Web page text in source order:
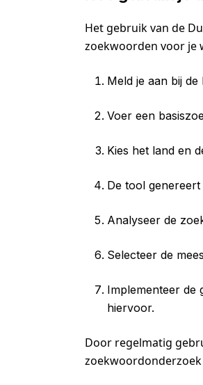
Het gebruik van de
zoekwoorden voor je
Meld je aan bij
Voer een
Kies het land en
De tool
Analyseer de
Selecteer de
Implementeer de
hiervoor.
Door regelmatig
zoekwoordonderzoek